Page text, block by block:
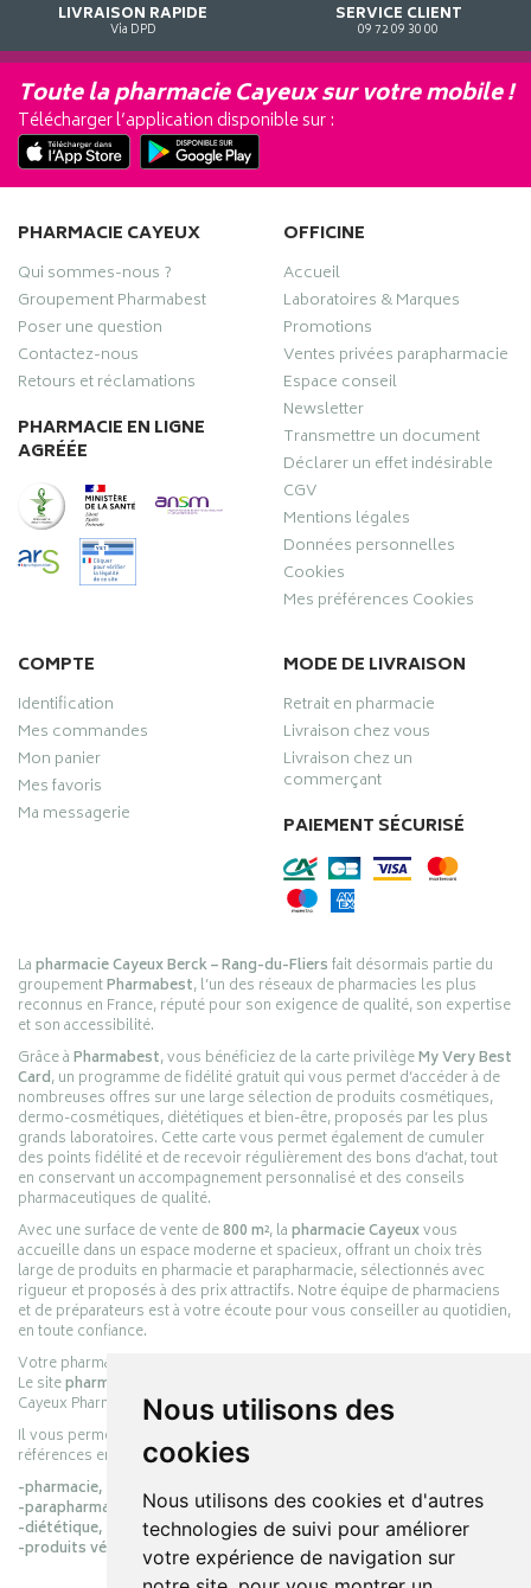
Nous utilisons des
cookies
Nous utilisons des cookies et d'autres
technologies de suivi pour améliorer
votre expérience de navigation sur
LIVRAISON RAPIDE
Via DPD
SERVICE CLIENT
09 72 09 30 00
Toute la pharmacie Cayeux sur votre mobile !
Télécharger l’application disponible sur :
PHARMACIE CAYEUX
Qui sommes-nous ?
Groupement Pharmabest
Poser une question
Contactez-nous
Retours et réclamations
PHARMACIE EN LIGNE
AGRÉÉE
OFFICINE
Accueil
Laboratoires & Marques
Promotions
Ventes privées parapharmacie
Espace conseil
Newsletter
Transmettre un document
Déclarer un effet indésirable
CGV
Mentions légales
Données personnelles
Cookies
Mes préférences Cookies
COMPTE
Identification
Mes commandes
Mon panier
Mes favoris
Ma messagerie
MODE DE LIVRAISON
Retrait en pharmacie
Livraison chez vous
Livraison chez un
commerçant
PAIEMENT SÉCURISÉ
Lapharmacie Cayeux Berck – Rang-du-Fliersfait désormais partie du
groupementPharmabest, l’un des réseaux de pharmacies les plus
reconnus en France, réputé pour son exigence de qualité, son expertise
et son accessibilité.
Grâce àPharmabest, vous bénéficiez de la carte privilègeMy Very Best
Card, un programme de fidélité gratuit qui vous permet d’accéder à de
nombreuses offres sur une large sélection de produits cosmétiques,
dermo-cosmétiques, diététiques et bien-être, proposés par les plus
grands laboratoires. Cette carte vous permet également de cumuler
des points fidélité et de recevoir régulièrement des bons d’achat, tout
en conservant un accompagnement personnalisé et des conseils
pharmaceutiques de qualité.
Avec une surface de vente de800 m², lapharmacie Cayeuxvous
accueille dans un espace moderne et spacieux, offrant un choix très
large de produits en pharmacie et parapharmacie, sélectionnés avec
rigueur et proposés à des prix attractifs. Notre équipe de pharmaciens
et de préparateurs est à votre écoute pour vous conseiller au quotidien,
en toute confiance.
Votre pharmacie en ligne :
Le sitepharmacie-cayeux.fr
Cayeux Pharmabest Berck-sur-Mer – Rang-du-Fliers.
Il vous permet de réaliser vos achats en ligne parmi des milliers de
références en :
-pharmacie,
-parapharmacie,
-diététique,
-produits vétérinaires.